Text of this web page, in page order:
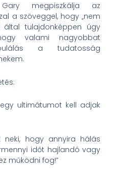
megpiszkálja az
a szöveggel, hogy „nem
által tulajdonképpen úgy
valami nagyobbat
a tudatosság
egy ultimátumot kell adjak
neki, hogy annyira hálás
időt hajlandó vagy
működni fog!”